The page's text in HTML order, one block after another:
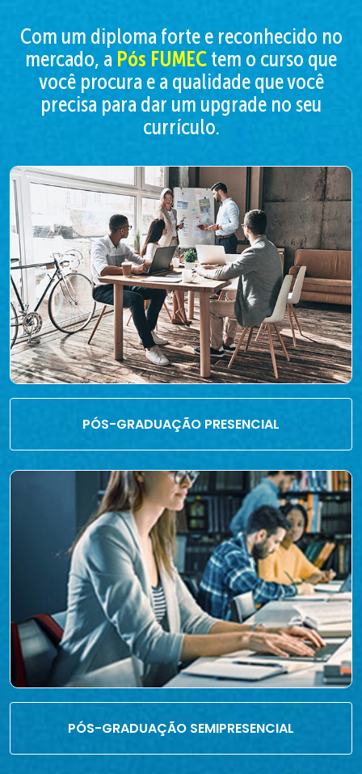
Com um diploma forte e reconhecido no
mercado, a Pós FUMEC tem o curso que
você procura e a qualidade que você
precisa para dar um upgrade no seu
currículo.
PÓS-GRADUAÇÃO PRESENCIAL
PÓS-GRADUAÇÃO SEMIPRESENCIAL